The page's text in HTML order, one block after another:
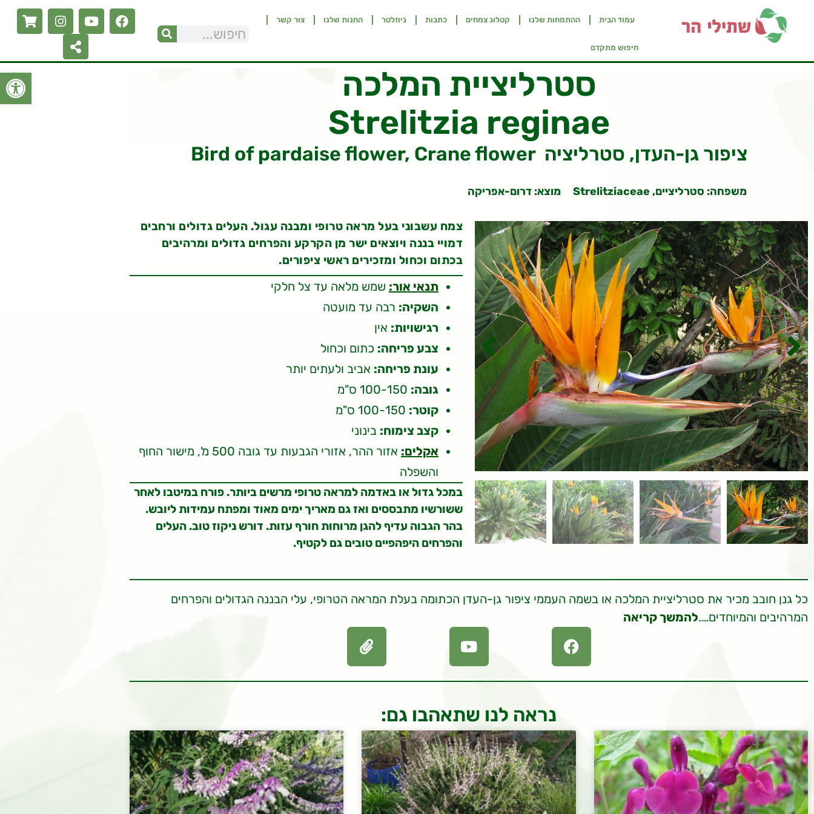
פתח
עמוד הבית ההתמחות שלנו קטלוג צמחים כתבות ניוזלטר החנות שלנו צור קשר
חיפוש מתקדם
סטרליציית המלכה
Strelitzia reginae
Bird of pardaise flower, Crane flower ציפור גן-העדן, סטרליציה
משפחה: סטרליציים, Strelitziaceae מוצא: דרום-אפריקה
צמח עשבוני בעל מראה טרופי ומבנה עגול. העלים גדולים ורחבים
דמויי בננה ויוצאים ישר מן הקרקע והפרחים גדולים ומרהיבים
בכתום וכחול ומזכירים ראשי ציפורים.
תנאי אור: שמש מלאה עד צל חלקי
השקיה: רבה עד מועטה
רגישויות: אין
צבע פריחה: כתום וכחול
עונת פריחה: אביב ולעתים יותר
גובה:
קוטר:
קצב צימוח: בינוני
אקלים:
אזור ההר, אזורי הגבעות עד גובה 500 מ', מישור החוף
והשפלה
במכל גדול או באדמה למראה טרופי מרשים ביותר. פורח במיטבו לאחר
ששורשיו מתבססים ואז גם מאריך ימים מאוד ומפתח עמידות ליובש.
בהר הגבוה עדיף להגן מרוחות חורף עזות. דורש ניקוז טוב. העלים
והפרחים היפהפיים טובים גם לקטיף.
כל גנן חובב מכיר את סטרליציית המלכה או בשמה העממי ציפור גן-העדן הכתומה בעלת המראה הטרופי, עלי הבננה הגדולים והפרחים
המרהיבים והמיוחדים….להמשך קריאה
נראה לנו שתאהבו גם: